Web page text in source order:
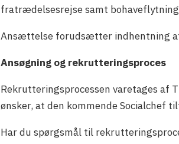
fratrædelsesrejse samt
Ansættelse forudsætter indhentning
Ansøgning og rekrutteringsproces
Rekrutteringsprocessen varetages af
ønsker, at den kommende
Har du spørgsmål til